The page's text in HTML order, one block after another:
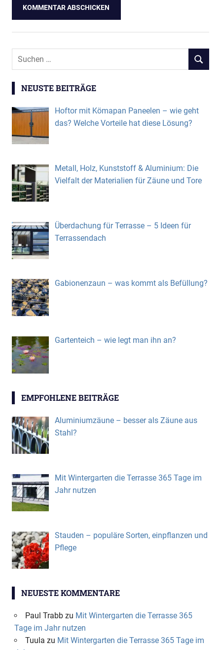
Suchen
SUCHEN
NEUSTE BEITRÄGE
Hoftor mit Kömapan Paneelen – wie geht
das? Welche Vorteile hat diese Lösung?
Metall, Holz, Kunststoff & Aluminium: Die
Vielfalt der Materialien für Zäune und Tore
Überdachung für Terrasse – 5 Ideen für
Terrassendach
Gabionenzaun – was kommt als Befüllung?
Gartenteich – wie legt man ihn an?
EMPFOHLENE BEITRÄGE
Aluminiumzäune – besser als Zäune aus
Stahl?
Mit Wintergarten die Terrasse 365 Tage im
Jahr nutzen
Stauden – populäre Sorten, einpflanzen und
Pflege
NEUESTE KOMMENTARE
Paul Trabbzu Mit Wintergarten die Terrasse 365
Tage im Jahr nutzen
Tuula zu Mit Wintergarten die Terrasse 365 Tage im